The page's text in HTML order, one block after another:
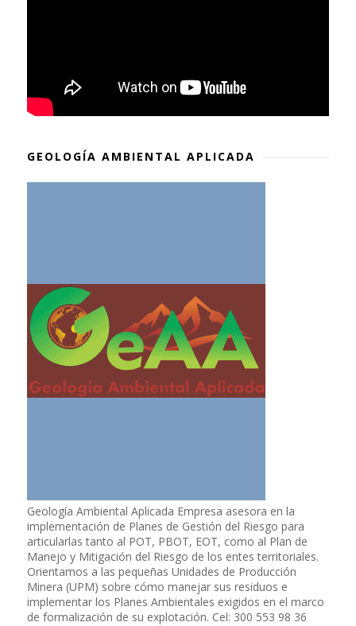
GEOLOGÍA AMBIENTAL APLICADA
Geología Ambiental Aplicada Empresa asesora en la
implementación de Planes de Gestión del Riesgo para
articularlas tanto al POT, PBOT, EOT, como al Plan de
Manejo y Mitigación del Riesgo de los entes territoriales.
Orientamos a las pequeñas Unidades de Producción
Minera (UPM) sobre cómo manejar sus residuos e
implementar los Planes Ambientales exigidos en el marco
de formalización de su explotación. Cel: 300 553 98 36